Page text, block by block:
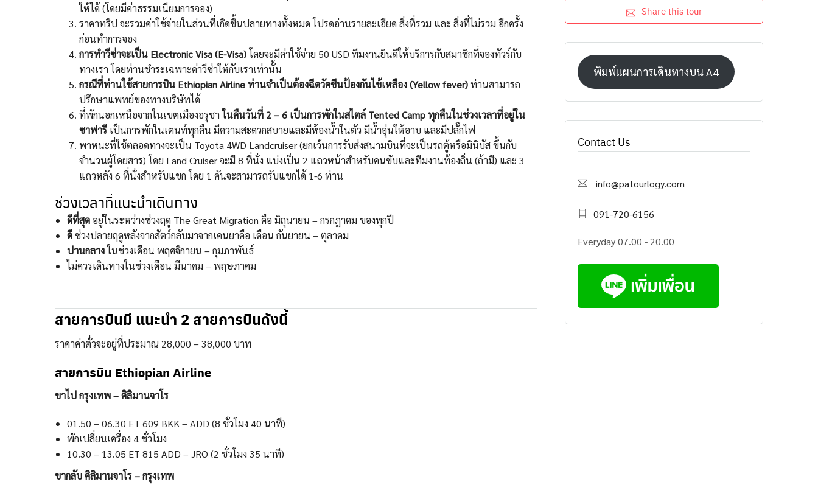
Share this tour
พิมพ์แผนการเดินทางบน A4
Contact Us
info@patourlogy.com
091-720-6156
Everyday 07.00 - 20.00
ให้ได้ (โดยมีค่าธรรมเนียมการจอง)
ราคาทริป จะรวมค่าใช้จ่ายในส่วนที่เกิดขึ้นปลายทางทั้งหมด โปรดอ่านรายละเอียด สิ่งที่รวม และ สิ่งที่ไม่รวม อีกครั้ง
ก่อนทำการจอง
การทำวีซ่าจะเป็น Electronic Visa (E-Visa)โดยจะมีค่าใช้จ่าย 50 USD ทีมงานยินดีให้บริการกับสมาชิกที่จองทัวร์กับ
ทางเรา โดยท่านชำระเฉพาะค่าวีซ่าให้กับเราเท่านั้น
กรณีที่ท่านใช้สายการบิน Ethiopian Airline ท่านจำเป็นต้องฉีดวัคซีนป้องกันไข้เหลือง (Yellow fever)ท่านสามารถ
ปรึกษาแพทย์ของทางบริษัทได้
ที่พักนอกเหนือจากในเขตเมืองอรุชาในคืนวันที่ 2 – 6 เป็นการพักในสไตล์ Tented Camp ทุกคืนในช่วงเวลาที่อยู่ใน
ซาฟารี เป็นการพักในเตนท์ทุกคืน มีความสะดวกสบายและมีห้องน้ำในตัว มีน้ำอุ่นให้อาบ และมีปลั๊กไฟ
พาหนะที่ใช้ตลอดทางจะเป็น Toyota 4WD Landcruiser (ยกเว้นการรับส่งสนามบินที่จะเป็นรถตู้หรือมินิบัส ขึ้นกับ
จำนวนผู้โดยสาร) โดย Land Cruiser จะมี 8 ที่นั่ง แบ่งเป็น 2 แถวหน้าสำหรับคนขับและทีมงานท้องถิ่น (ถ้ามี) และ 3
แถวหลัง 6 ที่นั่งสำหรับแขก โดย 1 คันจะสามารถรับแขกได้ 1-6 ท่าน
ช่วงเวลาที่แนะนำเดินทาง
ดีที่สุด อยู่ในระหว่างช่วงฤดู The Great Migration คือ มิถุนายน – กรกฎาคม ของทุกปี
ดีช่วงปลายฤดูหลังจากสัตว์กลับมาจากเคนยาคือ เดือน กันยายน – ตุลาคม
ปานกลางในช่วงเดือน พฤศจิกายน – กุมภาพันธ์
ไม่ควรเดินทางในช่วงเดือน มีนาคม – พฤษภาคม
สายการบินมี แนะนำ 2 สายการบินดังนี้
ราคาค่าตั๋วจะอยู่ที่ประมาณ 28,000 – 38,000 บาท
สายการบิน Ethiopian Airline
ขาไป กรุงเทพ – คิลิมานจาโร
01.50 – 06.30 ET 609 BKK – ADD (8 ชั่วโมง 40 นาที)
พักเปลี่ยนเครื่อง 4 ชั่วโมง
10.30 – 13.05 ET 815 ADD – JRO (2 ชั่วโมง 35 นาที)
ขากลับ คิลิมานจาโร – กรุงเทพ